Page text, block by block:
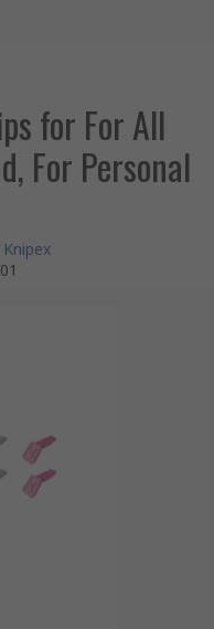
for For All
For Personal
Knipex